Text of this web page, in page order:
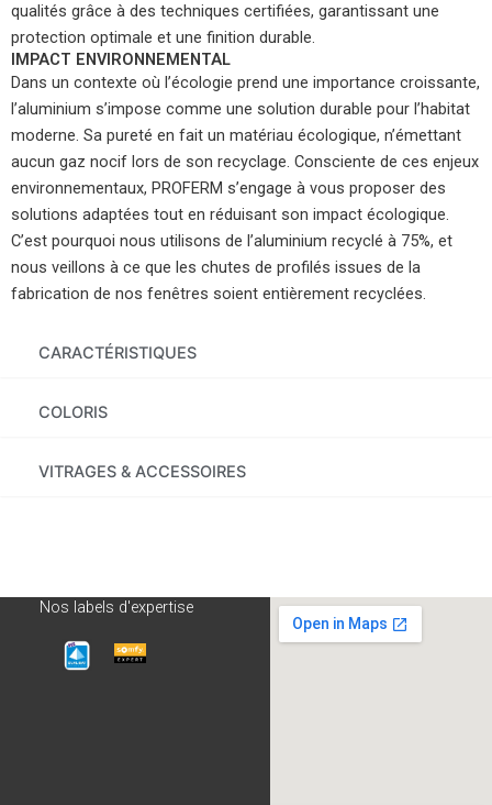
CARACTÉRISTIQUES
COLORIS
VITRAGES & ACCESSOIRES
qualités grâce à des techniques certifiées, garantissant une
protection optimale et une finition durable.
IMPACT ENVIRONNEMENTAL
Dans un contexte où l’écologie prend une importance croissante,
l’aluminium s’impose comme une solution durable pour l’habitat
moderne. Sa pureté en fait un matériau écologique, n’émettant
aucun gaz nocif lors de son recyclage. Consciente de ces enjeux
environnementaux, PROFERM s’engage à vous proposer des
solutions adaptées tout en réduisant son impact écologique.
C’est pourquoi nous utilisons de l’aluminium recyclé à 75%, et
nous veillons à ce que les chutes de profilés issues de la
fabrication de nos fenêtres soient entièrement recyclées.
Nos labels d'expertise